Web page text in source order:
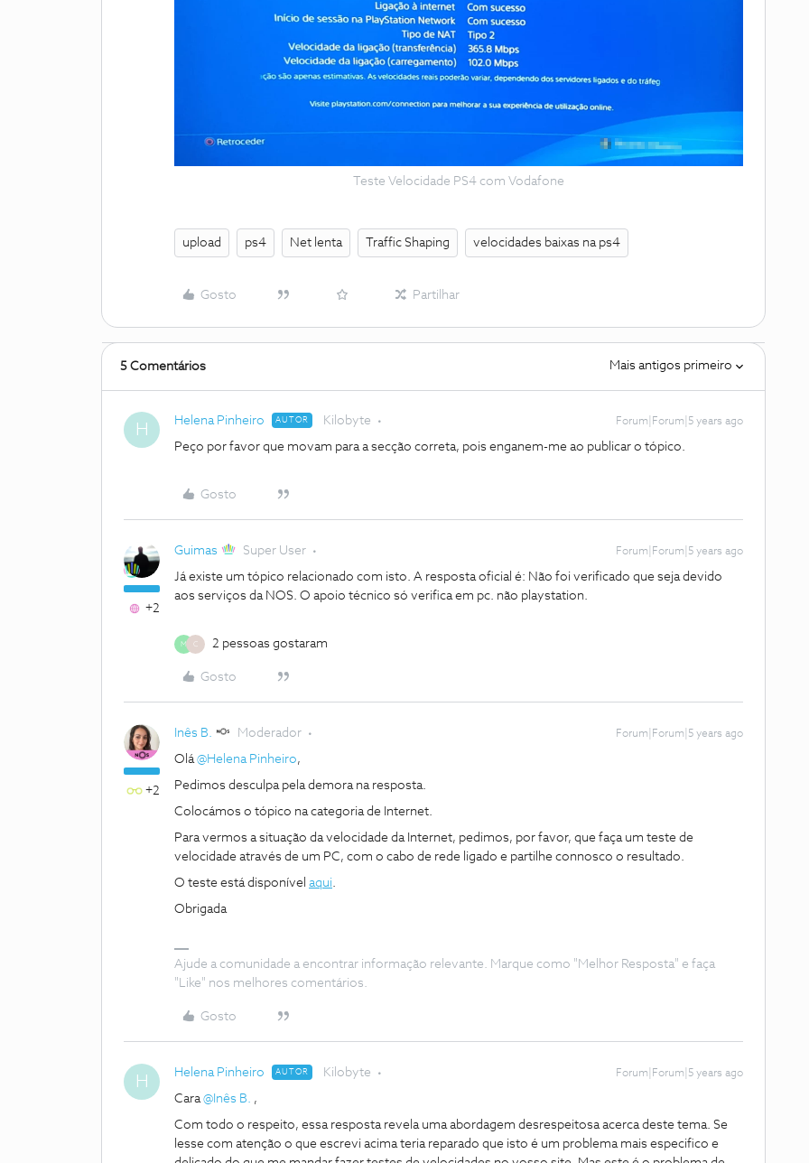
Teste Velocidade PS4 com Vodafone
upload ps4 Net lenta Traffic Shaping velocidades baixas na ps4
Gosto Partilhar
5 Comentários Mais antigos primeiro
H Helena Pinheiro AUTOR Kilobyte Forum|Forum|5 years ago
Peço por favor que movam para a secção correta, pois enganem-me ao publicar o tópico.
Gosto
+2
Guimas Super User Forum|Forum|5 years ago
Já existe um tópico relacionado com isto. A resposta oficial é: Não foi verificado que seja devido
aos serviços da NOS. O apoio técnico só verifica em pc. não playstation.
M C 2 pessoas gostaram
Gosto
+2
Inês B. Moderador Forum|Forum|5 years ago
Olá@Helena Pinheiro,
Pedimos desculpa pela demora na resposta.
Colocámos o tópico na categoria de Internet.
Para vermos a situação da velocidade da Internet, pedimos, por favor, que faça um teste de
velocidade através de um PC, com o cabo de rede ligado e partilhe connosco o resultado.
O teste está disponível aqui.
Obrigada
Ajude a comunidade a encontrar informação relevante. Marque como "Melhor Resposta" e faça
"Like" nos melhores comentários.
Gosto
H Helena Pinheiro AUTOR Kilobyte Forum|Forum|5 years ago
Cara@Inês B. ,
Com todo o respeito, essa resposta revela uma abordagem desrespeitosa acerca deste tema. Se
lesse com atenção o que escrevi acima teria reparado que isto é um problema mais especifico e